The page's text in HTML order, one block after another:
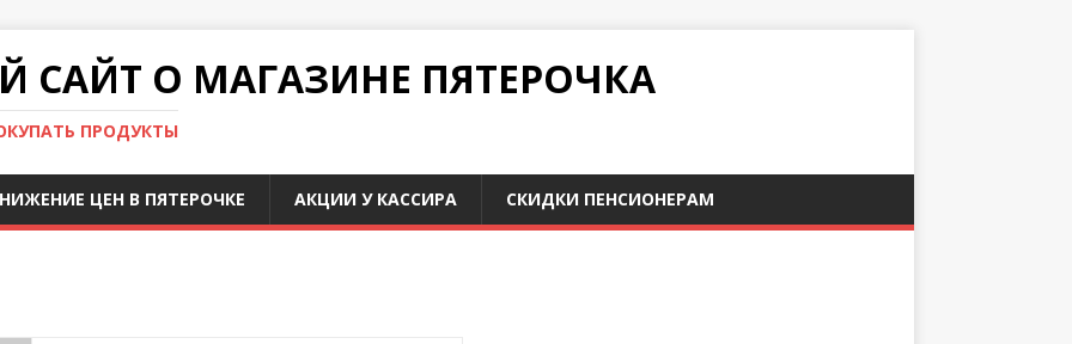
О МАГАЗИНЕ ПЯТЕРОЧКА
ПРОДУКТЫ
ЦЕН В ПЯТЕРОЧКЕ АКЦИИ У КАССИРА СКИДКИ ПЕНСИОНЕРАМ